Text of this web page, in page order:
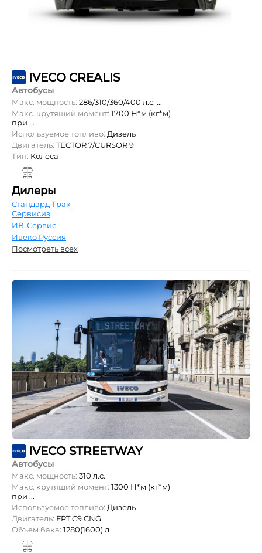
IVECO CREALIS
Автобусы
Макс. мощность: 286/310/360/400 л.с. ...
Макс. крутящий момент: 1700 Н*м (кг*м)
при ...
Используемое топливо: Дизель
Двигатель: TECTOR 7/CURSOR 9
Тип: Колеса
Дилеры
Стандард Трак
Сервисиз
ИВ-Сервис
Ивеко Руссия
Посмотреть всех
IVECO STREETWAY
Автобусы
Макс. мощность: 310 л.с.
Макс. крутящий момент: 1300 Н*м (кг*м)
при ...
Используемое топливо: Дизель
Двигатель: FPT C9 CNG
Объем бака: 1280(1600) л